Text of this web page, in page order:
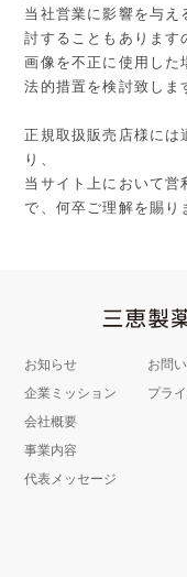
当社営業に影響を与え
討することもあります
画像を不正に使用した
法的措置を検討致しま
正規取扱販売店様には
り、
当サイト上において営
で、何卒ご理解を賜り
お知らせ
企業ミッション
会社概要
事業内容
代表メッセージ
お問
プラ